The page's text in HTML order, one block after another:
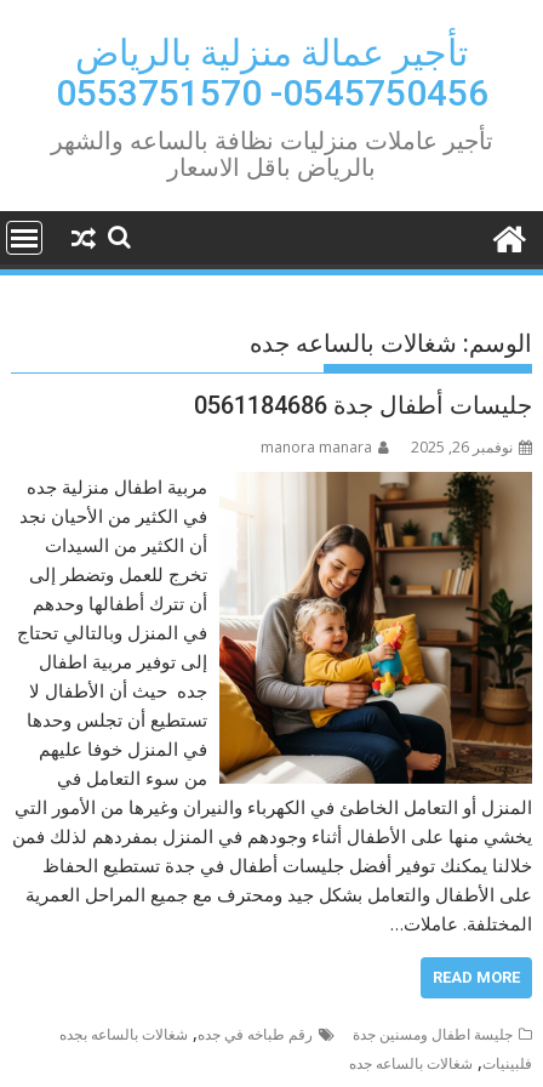
تأجير عمالة منزلية بالرياض
0545750456- 0553751570
تأجير عاملات منزليات نظافة بالساعه والشهر
بالرياض باقل الاسعار
الوسم: شغالات بالساعه جده
جليسات أطفال جدة 0561184686
نوفمبر 26, 2025 manora manara
مربية اطفال منزلية جده
في الكثير من الأحيان نجد
أن الكثير من السيدات
تخرج للعمل وتضطر إلى
أن تترك أطفالها وحدهم
في المنزل وبالتالي تحتاج
إلى توفير مربية اطفال
جده حيث أن الأطفال لا
تستطيع أن تجلس وحدها
في المنزل خوفا عليهم
من سوء التعامل في
المنزل أو التعامل الخاطئ في الكهرباء والنيران وغيرها من الأمور التي
يخشي منها على الأطفال أثناء وجودهم في المنزل بمفردهم لذلك فمن
خلالنا يمكنك توفير أفضل جليسات أطفال في جدة تستطيع الحفاظ
على الأطفال والتعامل بشكل جيد ومحترف مع جميع المراحل العمرية
المختلفة. عاملات…
READ MORE
جليسة اطفال ومسنين جدة رقم طباخه في جده, شغالات بالساعه بجده
فلبينيات, شغالات بالساعه جده